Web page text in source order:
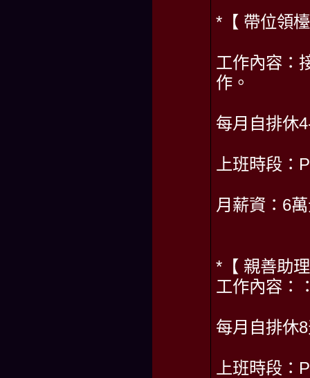
*【 帶位領
工作內容：
作。
每月自排休
上班時段：
月薪資：6
*【 親善助
工作內容：
每月自排休
上班時段：